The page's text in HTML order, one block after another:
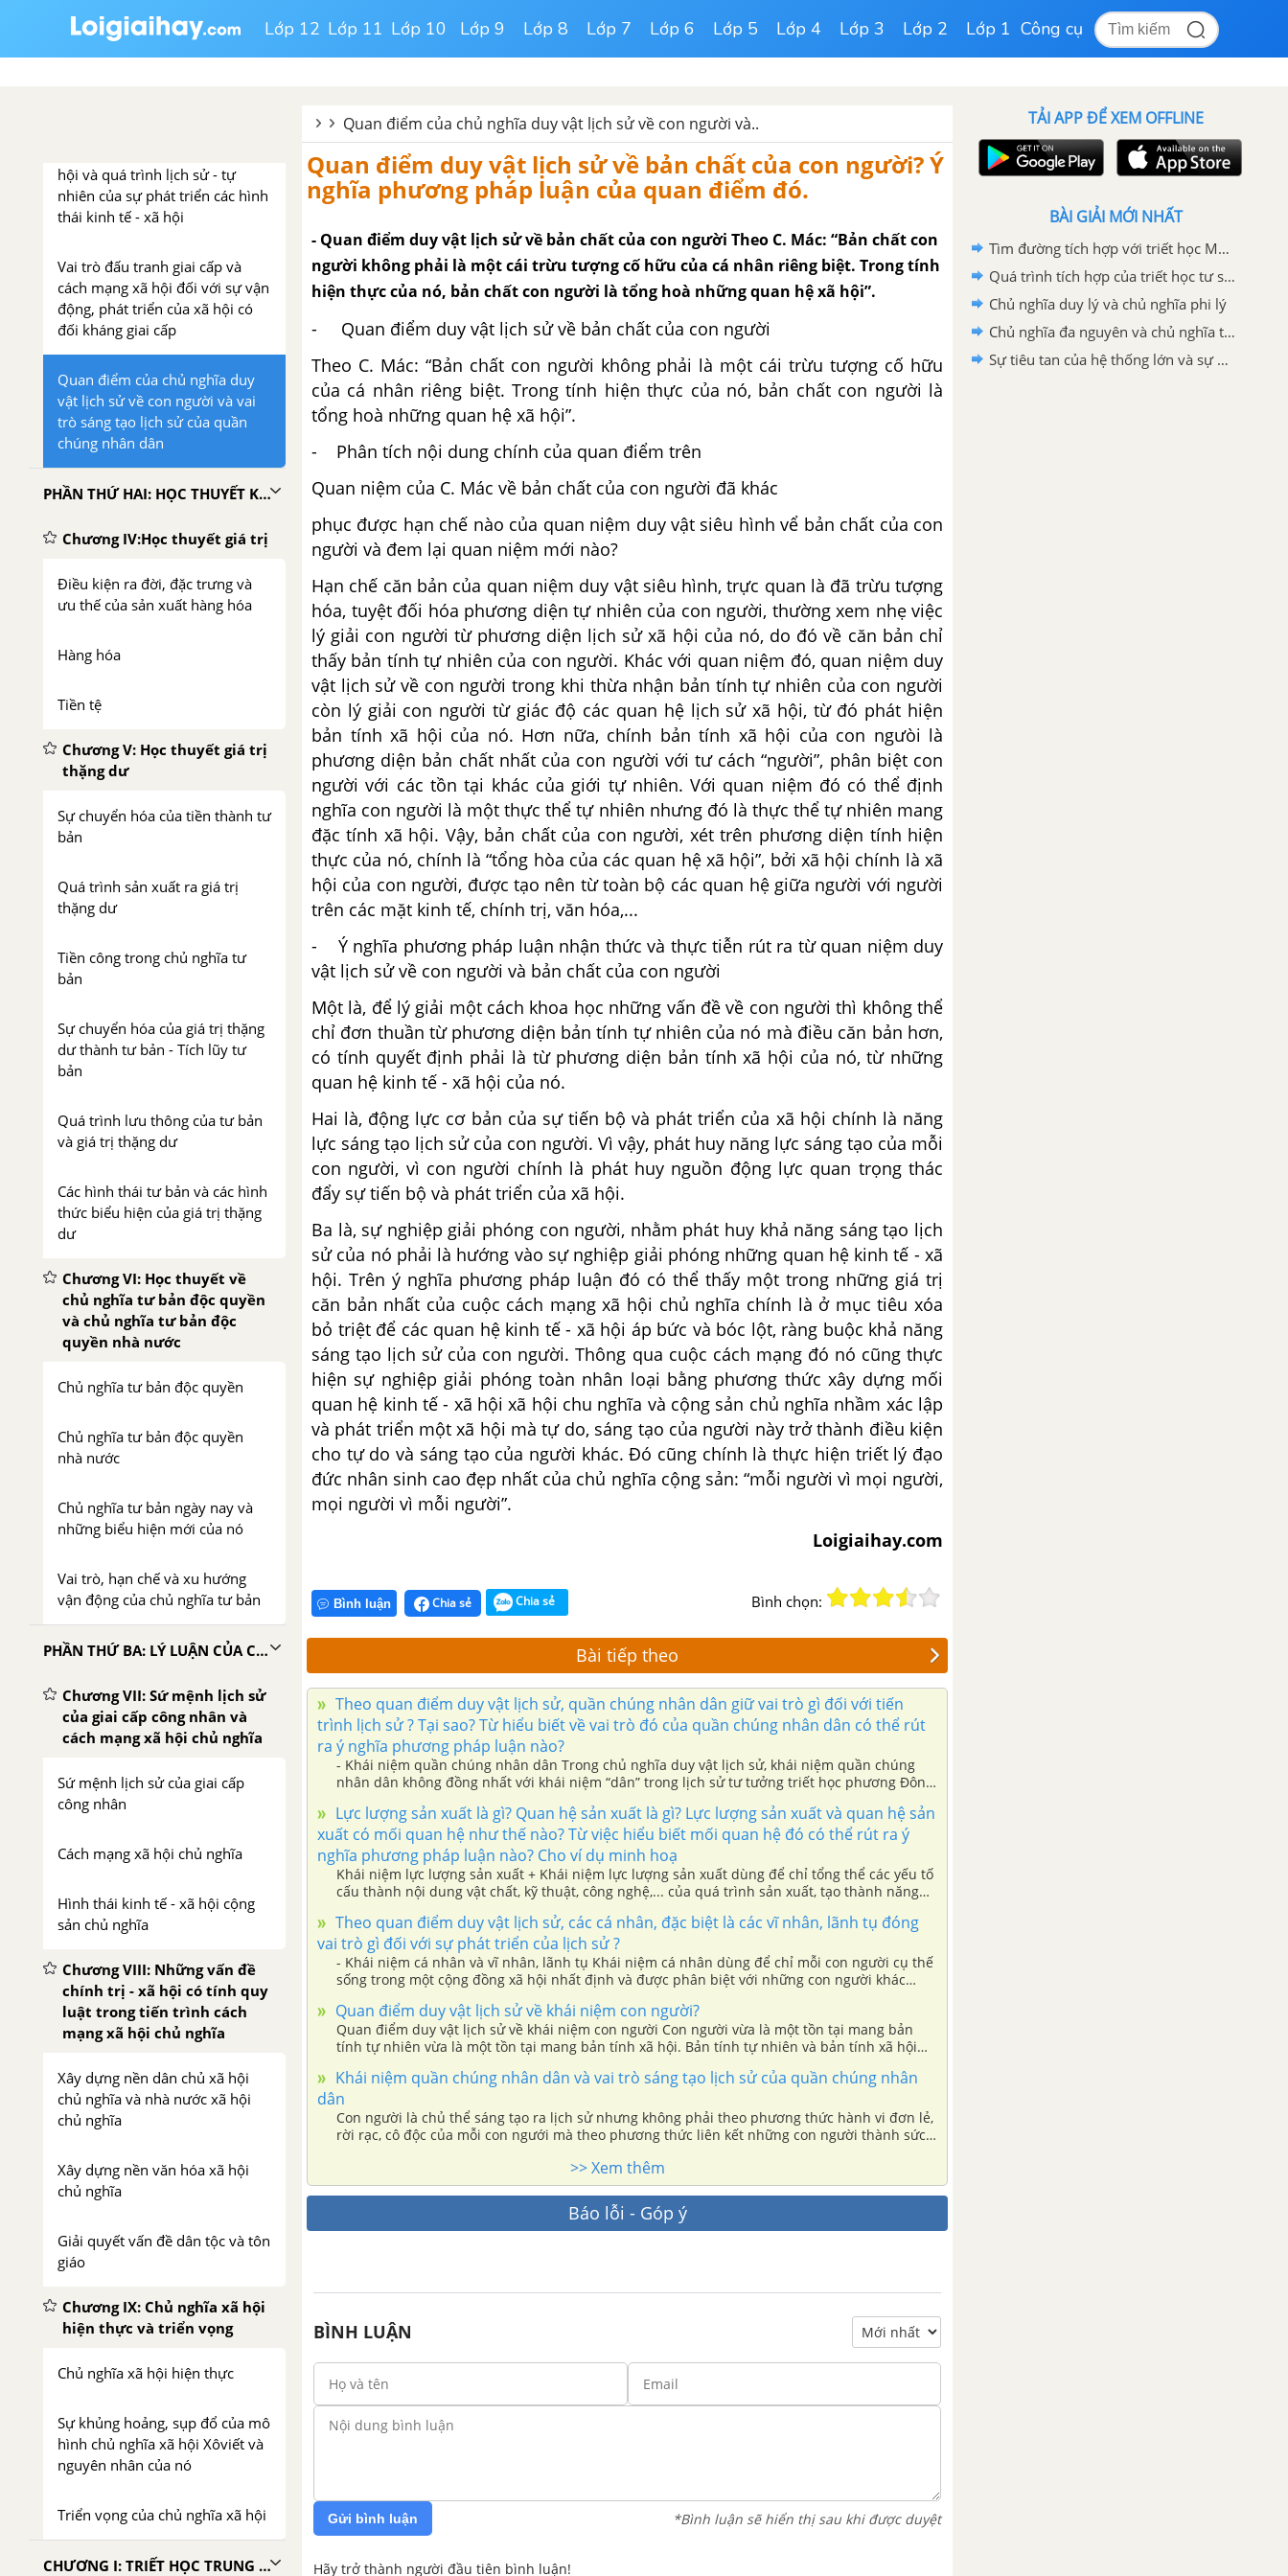
Lớp 12 Lớp 11 Lớp 10 Lớp 9 Lớp 8 Lớp 7 Lớp 6 Lớp 5 Lớp 4 Lớp 3 Lớp 2 Lớp 1 Công cụ
kiến trúc thượng tầng
Tồn tại xã hội quyết dịnh ý thức
hội và quá trình lịch sử - tự
nhiên của sự phát triển các hình
thái kinh tế - xã hội
Vai trò đấu tranh giai cấp và
cách mạng xã hội đối với sự vận
động, phát triển của xã hội có
đối kháng giai cấp
Quan điểm của chủ nghĩa duy
vật lịch sử về con người và vai
trò sáng tạo lịch sử của quần
chúng nhân dân
PHẦN THỨ HAI: HỌC THUYẾT KINH TẾ CỦA CHỦ NGHĨA MÁC - LÊNIN VỀ PHƯƠNG THỨC SẢN XUẤT TƯ BẢN CHỦ NGHĨA
Chương IV:Học thuyết giá trị
Điều kiện ra đời, đặc trưng và
ưu thế của sản xuất hàng hóa
Hàng hóa
Tiền tệ
Chương V: Học thuyết giá trị
thặng dư
Sự chuyển hóa của tiền thành tư
bản
Quá trình sản xuất ra giá trị
thặng dư
Tiền công trong chủ nghĩa tư
bản
Sự chuyển hóa của giá trị thặng
dư thành tư bản - Tích lũy tư
bản
Quá trình lưu thông của tư bản
và giá trị thặng dư
Các hình thái tư bản và các hình
thức biểu hiện của giá trị thặng
dư
Chương VI: Học thuyết về
chủ nghĩa tư bản độc quyền
và chủ nghĩa tư bản độc
quyền nhà nước
Chủ nghĩa tư bản độc quyền
Chủ nghĩa tư bản độc quyền
nhà nước
Chủ nghĩa tư bản ngày nay và
những biểu hiện mới của nó
Vai trò, hạn chế và xu hướng
vận động của chủ nghĩa tư bản
PHẦN THỨ BA: LÝ LUẬN CỦA CHỦ NGHĨA MÁC - LÊNIN VỀ CHỦ NGHĨA XÃ HỘI
Chương VII: Sứ mệnh lịch sử
của giai cấp công nhân và
cách mạng xã hội chủ nghĩa
Sứ mệnh lịch sử của giai cấp
công nhân
Cách mạng xã hội chủ nghĩa
Hình thái kinh tế - xã hội cộng
sản chủ nghĩa
Chương VIII: Những vấn đề
chính trị - xã hội có tính quy
luật trong tiến trình cách
mạng xã hội chủ nghĩa
Xây dựng nền dân chủ xã hội
chủ nghĩa và nhà nước xã hội
chủ nghĩa
Xây dựng nền văn hóa xã hội
chủ nghĩa
Giải quyết vấn đề dân tộc và tôn
giáo
Chương IX: Chủ nghĩa xã hội
hiện thực và triển vọng
Chủ nghĩa xã hội hiện thực
Sự khủng hoảng, sụp đổ của mô
hình chủ nghĩa xã hội Xôviết và
nguyên nhân của nó
Triển vọng của chủ nghĩa xã hội
CHƯƠNG I: TRIẾT HỌC TRUNG QUỐC CỔ ĐẠI - TRUNG ĐẠI
Quan điểm của chủ nghĩa duy vật lịch sử về con người và..
Quan điểm duy vật lịch sử về bản chất của con người? Ý
nghĩa phương pháp luận của quan điểm đó.
- Quan điểm duy vật lịch sử về bản chất của con người Theo C. Mác: “Bản chất con
người không phải là một cái trừu tượng cố hữu của cá nhân riêng biệt. Trong tính
hiện thực của nó, bản chất con người là tổng hoà những quan hệ xã hội”.
- Quan điểm duy vật lịch sử về bản chất của con người
Theo C. Mác: “Bản chất con người không phải là một cái trừu tượng cố hữu
của cá nhân riêng biệt. Trong tính hiện thực của nó, bản chất con người là
tổng hoà những quan hệ xã hội”.
- Phân tích nội dung chính của quan điểm trên
Quan niệm của C. Mác về bản chất của con người đã khác
phục được hạn chế nào của quan niệm duy vật siêu hình vể bản chất của con
người và đem lại quan niệm mới nào?
Hạn chế căn bản của quan niệm duy vật siêu hình, trực quan là đã trừu tượng
hóa, tuyệt đối hóa phương diện tự nhiên của con người, thường xem nhẹ việc
lý giải con người từ phương diện lịch sử xã hội của nó, do đó về căn bản chỉ
thấy bản tính tự nhiên của con người. Khác với quan niệm đó, quan niệm duy
vật lịch sử về con người trong khi thừa nhận bản tính tự nhiên của con người
còn lý giải con người từ giác độ các quan hệ lịch sử xã hội, từ đó phát hiện
bản tính xã hội của nó. Hơn nữa, chính bản tính xã hội của con ngưòi là
phương diện bản chất nhất của con người với tư cách “người”, phân biệt con
người với các tồn tại khác của giới tự nhiên. Với quan niệm đó có thể định
nghĩa con người là một thực thể tự nhiên nhưng đó là thực thể tự nhiên mang
đặc tính xã hội. Vậy, bản chất của con người, xét trên phương diện tính hiện
thực của nó, chính là “tổng hòa của các quan hệ xã hội”, bởi xã hội chính là xã
hội của con người, được tạo nên từ toàn bộ các quan hệ giữa người với người
trên các mặt kinh tế, chính trị, văn hóa,...
- Ý nghĩa phương pháp luận nhận thức và thực tiễn rút ra từ quan niệm duy
vật lịch sử về con người và bản chất của con người
Một là, để lý giải một cách khoa học những vấn đề về con người thì không thể
chỉ đơn thuần từ phương diện bản tính tự nhiên của nó mà điều căn bản hơn,
có tính quyết định phải là từ phương diện bản tính xã hội của nó, từ những
quan hệ kinh tế - xã hội của nó.
Hai là, động lực cơ bản của sự tiến bộ và phát triển của xã hội chính là năng
lực sáng tạo lịch sử của con người. Vì vậy, phát huy năng lực sáng tạo của mỗi
con người, vì con người chính là phát huy nguồn động lực quan trọng thác
đẩy sự tiến bộ và phát triển của xã hội.
Ba là, sự nghiệp giải phóng con người, nhằm phát huy khả năng sáng tạo lịch
sử của nó phải là hướng vào sự nghiệp giải phóng những quan hệ kinh tế - xã
hội. Trên ý nghĩa phương pháp luận đó có thể thấy một trong những giá trị
căn bản nhất của cuộc cách mạng xã hội chủ nghĩa chính là ở mục tiêu xóa
bỏ triệt để các quan hệ kinh tế - xã hội áp bức và bóc lột, ràng buộc khả năng
sáng tạo lịch sử của con người. Thông qua cuộc cách mạng đó nó cũng thực
hiện sự nghiệp giải phóng toàn nhân loại bằng phương thức xây dựng mối
quan hệ kinh tế - xã hội xã hội chu nghĩa và cộng sản chủ nghĩa nhầm xác lập
và phát triển một xã hội mà tự do, sáng tạo của người này trở thành điều kiện
cho tự do và sáng tạo của người khác. Đó cũng chính là thực hiện triết lý đạo
đức nhân sinh cao đẹp nhất của chủ nghĩa cộng sản: “mỗi người vì mọi người,
mọi người vì mỗi người”.
Loigiaihay.com
Bình luận Chia sẻ Chia sẻ Bình chọn:
Bài tiếp theo
Theo quan điểm duy vật lịch sử, quần chúng nhân dân giữ vai trò gì đối với tiến
trình lịch sử ? Tại sao? Từ hiểu biết về vai trò đó của quần chúng nhân dân có thể rút
ra ý nghĩa phương pháp luận nào?
- Khái niệm quần chúng nhân dân Trong chủ nghĩa duy vật lịch sử, khái niệm quần chúng
nhân dân không đồng nhất với khái niệm “dân” trong lịch sử tư tưởng triết học phương Đông,
Lực lượng sản xuất là gì? Quan hệ sản xuất là gì? Lực lượng sản xuất và quan hệ sản
xuất có mối quan hệ như thế nào? Từ việc hiểu biết mối quan hệ đó có thể rút ra ý
nghĩa phương pháp luận nào? Cho ví dụ minh hoạ
Khái niệm lực lượng sản xuất + Khái niệm lực lượng sản xuất dùng để chỉ tổng thể các yếu tố
cấu thành nội dung vật chất, kỹ thuật, công nghệ,... của quá trình sản xuất, tạo thành năng
Theo quan điểm duy vật lịch sử, các cá nhân, đặc biệt là các vĩ nhân, lãnh tụ đóng
vai trò gì đối với sự phát triển của lịch sử ?
- Khái niệm cá nhân và vĩ nhân, lãnh tụ Khái niệm cá nhân dùng để chỉ mỗi con người cụ thế
sống trong một cộng đồng xã hội nhất định và được phân biệt với những con người khác
Quan điểm duy vật lịch sử về khái niệm con người?
Quan điểm duy vật lịch sử về khái niệm con người Con người vừa là một tồn tại mang bản
tính tự nhiên vừa là một tồn tại mang bản tính xã hội. Bản tính tự nhiên và bản tính xã hội
vi, mỗi hoạt động của con người.
Khái niệm quần chúng nhân dân và vai trò sáng tạo lịch sử của quần chúng nhân
dân
Con người là chủ thể sáng tạo ra lịch sử nhưng không phải theo phương thức hành vi đơn lẻ,
rời rạc, cô độc của mỗi con ngưới mà theo phương thức liên kết những con người thành sức
>> Xem thêm
Báo lỗi - Góp ý
BÌNH LUẬN
Gửi bình luận *Bình luận sẽ hiển thị sau khi được duyệt
Hãy trở thành người đầu tiên bình luận!
TẢI APP ĐỂ XEM OFFLINE
BÀI GIẢI MỚI NHẤT
Tìm đường tích hợp với triết học Mác - Lênin
Quá trình tích hợp của triết học tư sản hiện đại
Chủ nghĩa duy lý và chủ nghĩa phi lý
Chủ nghĩa đa nguyên và chủ nghĩa tương đối tuyệt đối
Sự tiêu tan của hệ thống lớn và sự phân mảnh của chủ đề